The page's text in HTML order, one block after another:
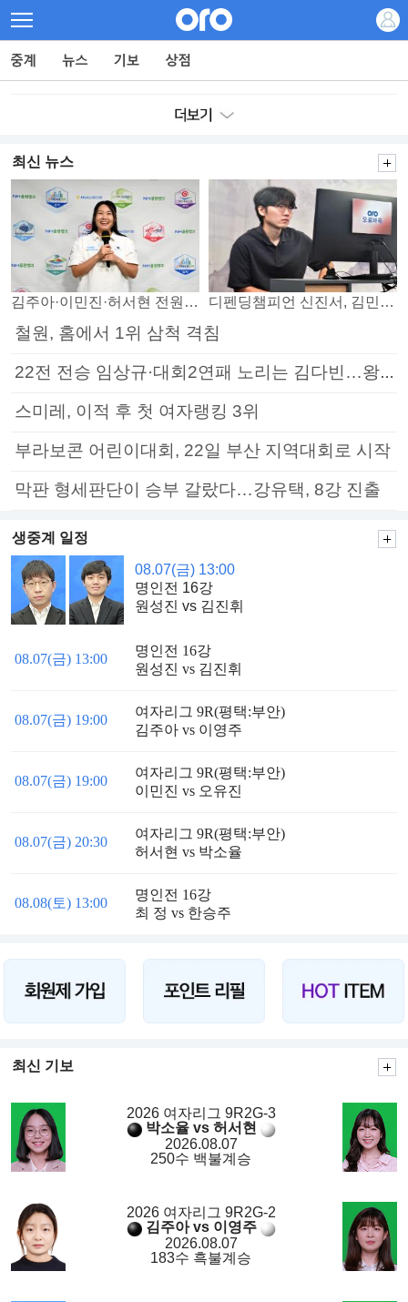
최신 뉴스
김주아·이민진·허서현 전원 승리… 평택, 부안 꺾고 5연승 디펜딩챔피언 신진서, 김민석 꺾고 8강으로
철원, 홈에서 1위 삼척 격침
22전 전승 임상규·대회2연패 노리는 김다빈…왕중왕전 16강 7일부터
스미레, 이적 후 첫 여자랭킹 3위
부라보콘 어린이대회, 22일 부산 지역대회로 시작
막판 형세판단이 승부 갈랐다…강유택, 8강 진출
생중계 일정
08.07(금) 13:00
명인전 16강
원성진 vs 김진휘
08.07(금) 13:00
명인전 16강
원성진 vs 김진휘
08.07(금) 19:00
여자리그 9R(평택:부안)
김주아 vs 이영주
08.07(금) 19:00
여자리그 9R(평택:부안)
이민진 vs 오유진
08.07(금) 20:30
여자리그 9R(평택:부안)
허서현 vs 박소율
08.08(토) 13:00
명인전 16강
최 정 vs 한승주
최신 기보
2026 여자리그 9R2G-3
박소율 vs 허서현
2026.08.07
250수 백불계승
2026 여자리그 9R2G-2
김주아 vs 이영주
2026.08.07
183수 흑불계승